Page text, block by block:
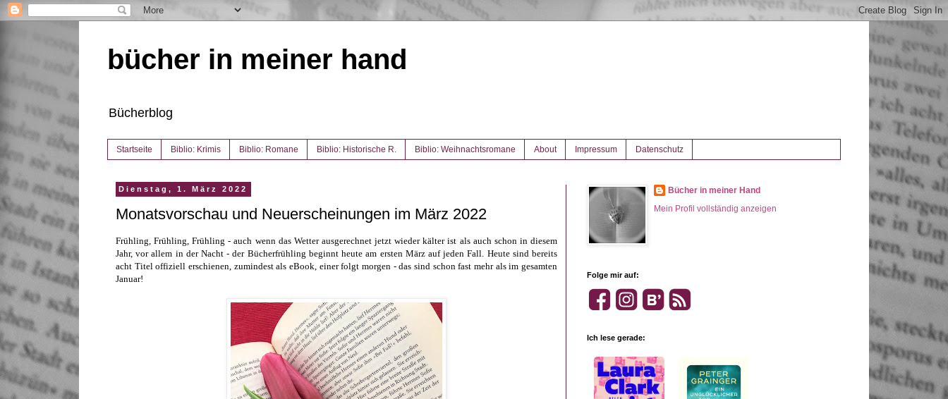
bücher in meiner hand
Bücherblog
Startseite Biblio: Krimis Biblio: Romane Biblio: Historische R. Biblio: Weihnachtsromane About Impressum Datenschutz
Dienstag, 1. März 2022
Monatsvorschau und Neuerscheinungen im März 2022
Frühling, Frühling, Frühling - auch wenn das Wetter ausgerechnet jetzt wieder kälter ist als auch schon in diesem
Jahr, vor allem in der Nacht - der Bücherfrühling beginnt heute am ersten März auf jeden Fall. Heute sind bereits
acht Titel offiziell erschienen, zumindest als eBook, einer folgt morgen - das sind schon fast mehr als im gesamten
Januar!
Bücher in meiner Hand
Mein Profil vollständig anzeigen
Folge mir auf:
Ich lese gerade: